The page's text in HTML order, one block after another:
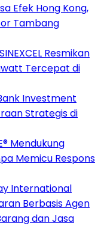
Efek Hong Kong,
Tambang
Resmikan
Tercepat di
Investment
Strategis di
Mendukung
Memicu Respons
International
Berbasis Agen
dan Jasa